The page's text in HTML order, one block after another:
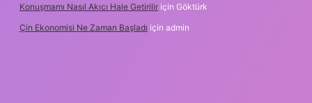
Konuşmamı Nasıl Akıcı Hale Getirilir için Göktürk
Çin Ekonomisi Ne Zaman Başladı için admin